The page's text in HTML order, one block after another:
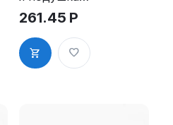
для GRM R12
2Pads, синяя
261.45 Р